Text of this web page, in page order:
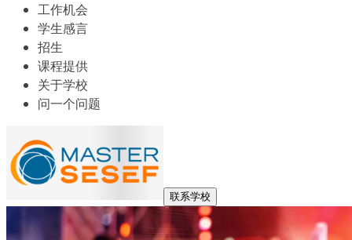
工作机会
学生感言
招生
课程提供
关于学校
问一个问题
联系学校